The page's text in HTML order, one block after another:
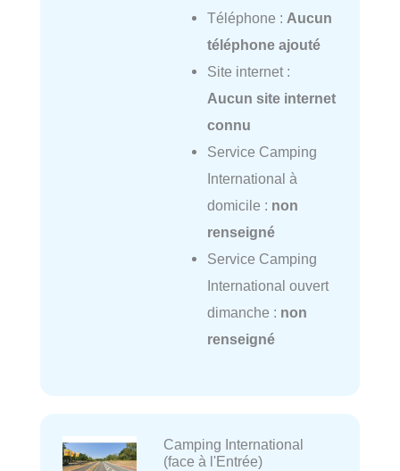
Téléphone : Aucun
téléphone ajouté
Site internet :
Aucun site internet
connu
Service Camping
International à
domicile : non
renseigné
Service Camping
International ouvert
dimanche : non
renseigné
Camping International
(face à l'Entrée)